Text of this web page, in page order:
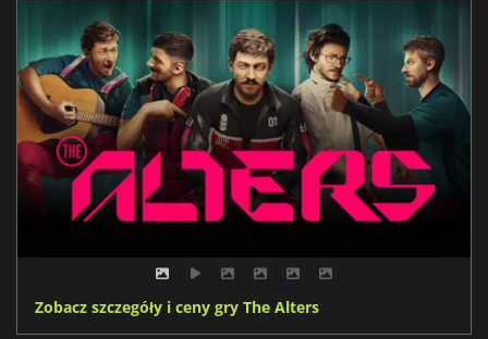
Zobacz szczegóły i ceny gry The Alters